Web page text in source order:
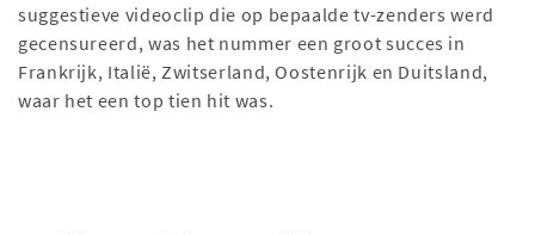
suggestieve videoclip die op bepaalde tv-zenders werd
gecensureerd, was het nummer een groot succes in
Frankrijk, Italië, Zwitserland, Oostenrijk en Duitsland,
waar het een top tien hit was.